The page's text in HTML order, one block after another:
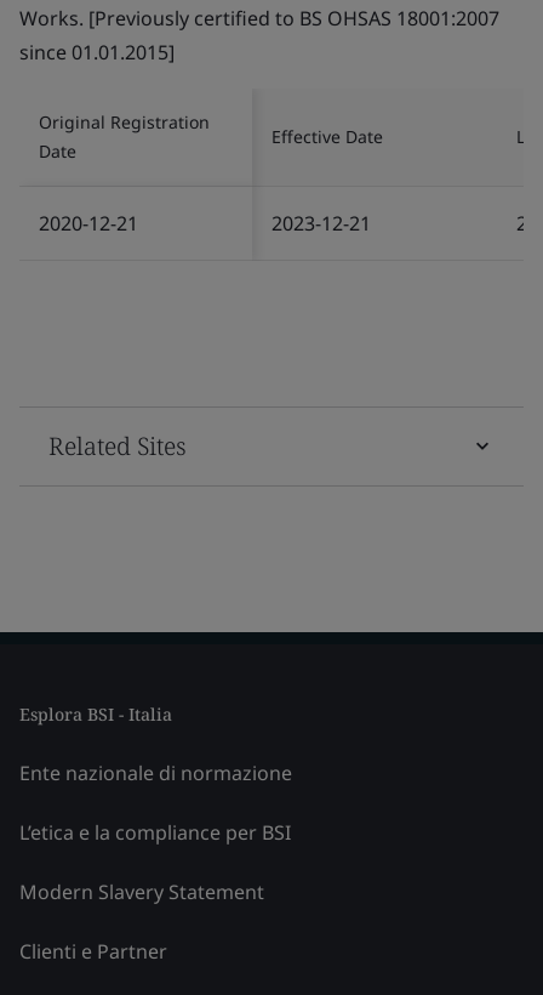
Works. [Previously certified to BS OHSAS 18001:2007
since 01.01.2015]
Original Registration
Date
Effective Date
2020-12-21 2023-12-21
Related Sites
Esplora BSI - Italia
Ente nazionale di normazione
L’etica e la compliance per BSI
Modern Slavery Statement
Clienti e Partner